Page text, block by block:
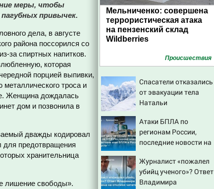
меры, чтобы
привычек.
дела, в августе
района поссорился со
за спиртных напитков.
которая
порцией выпивки,
троса и
Женщина дождалась
дом и позвонила в
дважды кодировал
для предотвращения
хранительница
лишение свободы».
Мельниченко: совершена
террористическая атака
на пензенский склад
Wildberries
Проиcшествия
Спасатели отказались
от эвакуации тела
Натальи
семитысячника
Атаки БПЛА по
регионам России,
последние новости на
последствия, атаки на
склады Wildberries,
состояние
Журналист «пожалел
убийц ученого»? Ответ
Владимира